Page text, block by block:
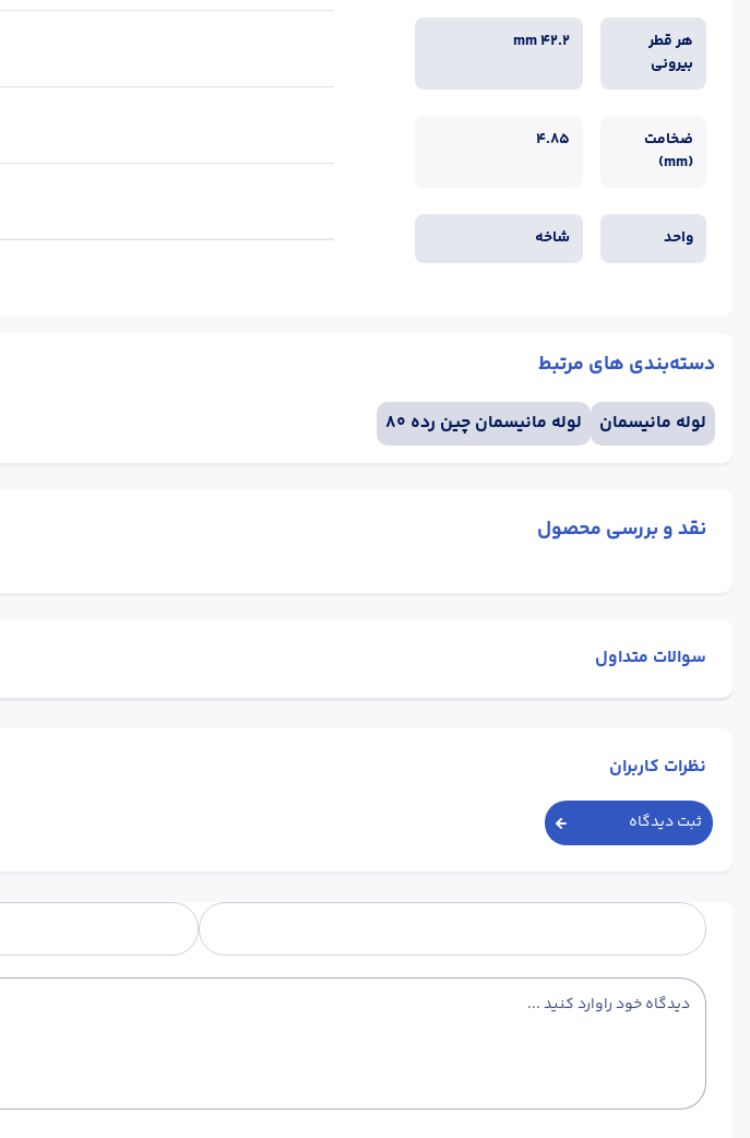
هر قطر
بیرونی
mm 42.2
ضخامت
(mm)
4.85
واحد شاخه
دسته‌بندی های مرتبط
لوله مانیسمان لوله مانیسمان چین رده 80
نقد و بررسی محصول
سوالات متداول
نظرات کاربران
ثبت دیدگاه